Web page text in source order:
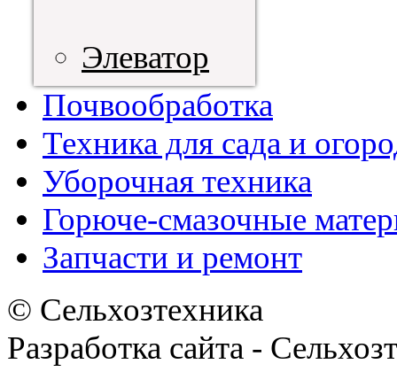
Элеватор
Почвообработка
Техника для сада и
Уборочная техника
Горюче-смазочные
Запчасти и ремонт
© Сельхозтехника
Разработка сайта -